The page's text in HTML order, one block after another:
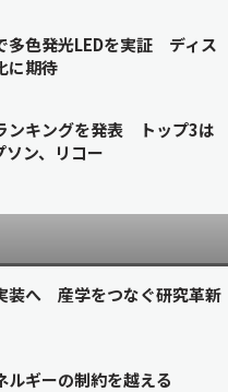
多色発光LEDを実証 ディス
に期待
ンキングを発表 トップ3は
ソン、リコー
装へ 産学をつなぐ研究革新
ルギーの制約を越える